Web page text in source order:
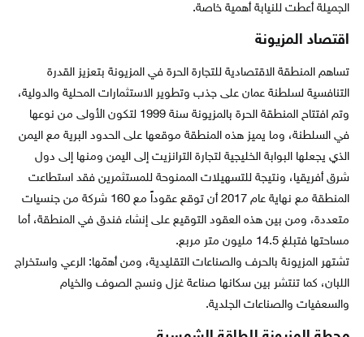
الجميلة أعطت للنيابة أهمية خاصة.
اقتصاد المزيونة
تساهم المنطقة الاقتصادية للتجارة الحرة في المزيونة بتعزيز القدرة
التنافسية لسلطنة عمان على جذب وتطوير الاستثمارات المحلية والدولية،
وتم افتتاح المنطقة الحرة بالمزيونة سنة 1999 لتكون الأولى من نوعها
في السلطنة، وما يميز هذه المنطقة موقعها على الحدود البرية مع اليمن
الذي يجعلها البوابة الخليجية لتجارة الترانزيت إلى اليمن ومنها إلى دول
شرق أفريقيا، ونتيجة للتسهيلات الممنوحة للمستثمرين فقد استطاعت
المنطقة مع نهاية عام 2017 أن توقع عقوداً مع 160 شركة من جنسيات
متعددة، ومن بين هذه العقود التوقيع على إنشاء فندق في المنطقة، أما
مساحتها فتبلغ 14.5 مليون متر مربع.
تشتهر المزيونة بالحرف والصناعات التقليدية، ومن أهمّها: الرعي واستخراج
اللبان، كما تنتشر بين سكانها صناعة غزل ونسج الصوف والخيام
والسعفيات والصناعات الجلدية.